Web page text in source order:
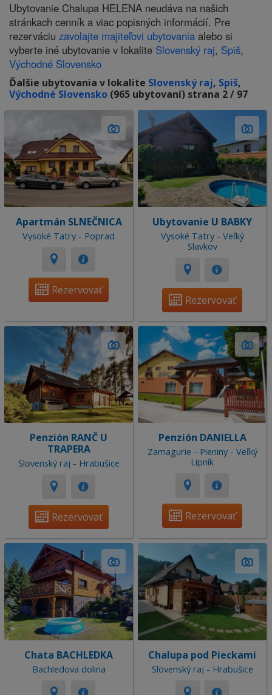
Ubytovanie Chalupa HELENA neudáva na našich
stránkach cenník a viac popisných informácií. Pre
rezerváciu zavolajte majiteľovi ubytovania alebo si
vyberte iné ubytovanie v lokalite Slovenský raj, Spiš,
Východné Slovensko
Ďalšie ubytovania v lokalite Slovenský raj, Spiš,
Východné Slovensko (965 ubytovaní) strana 2 / 97
Apartmán SLNEČNICA
Vysoké Tatry - Poprad
Rezervovať
Ubytovanie U BABKY
Vysoké Tatry - Veľký
Slavkov
Rezervovať
Penzión RANČ U
TRAPERA
Slovenský raj - Hrabušice
Rezervovať
Penzión DANIELLA
Zamagurie - Pieniny - Veľký
Lipník
Rezervovať
Chata BACHLEDKA
Bachledova dolina
Chalupa pod Pieckami
Slovenský raj - Hrabušice